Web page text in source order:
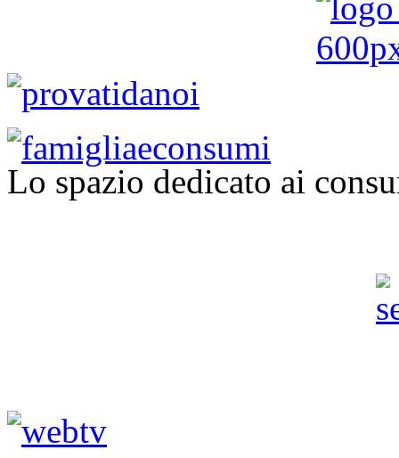
Lo spazio dedicato ai